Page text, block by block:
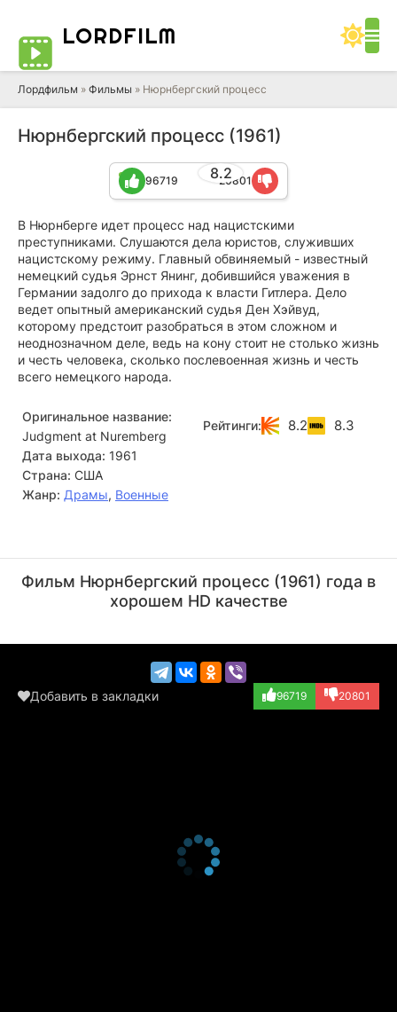
LORDFILM
Лордфильм » Фильмы » Нюрнбергский процесс
Нюрнбергский процесс (1961)
8.2
96719 20801
В Нюрнберге идет процесс над нацистскими
преступниками. Слушаются дела юристов, служивших
нацистскому режиму. Главный обвиняемый - известный
немецкий судья Эрнст Янинг, добившийся уважения в
Германии задолго до прихода к власти Гитлера. Дело
ведет опытный американский судья Ден Хэйвуд,
которому предстоит разобраться в этом сложном и
неоднозначном деле, ведь на кону стоит не столько жизнь
и честь человека, сколько послевоенная жизнь и честь
всего немецкого народа.
Оригинальное название:
Judgment at Nuremberg
Дата выхода: 1961
Страна: США
Жанр: Драмы, Военные
Рейтинги: 8.2 8.3
(Concert Attende...)
(Courtroom Spect...)
Фильм Нюрнбергский процесс (1961) года в
хорошем HD качестве
Добавить в закладки 96719 20801